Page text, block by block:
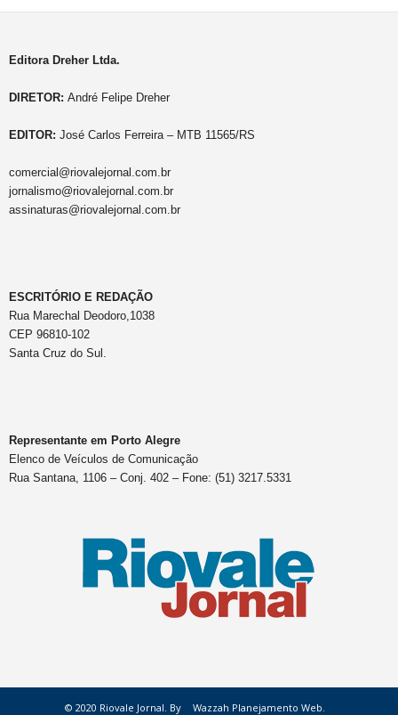
Editora Dreher Ltda.
DIRETOR: André Felipe Dreher
EDITOR: José Carlos Ferreira – MTB 11565/RS
comercial@riovalejornal.com.br
jornalismo@riovalejornal.com.br
assinaturas@riovalejornal.com.br
ESCRITÓRIO E REDAÇÃO
Rua Marechal Deodoro,1038
CEP 96810-102
Santa Cruz do Sul.
Representante em Porto Alegre
Elenco de Veículos de Comunicação
Rua Santana, 1106 – Conj. 402 – Fone: (51) 3217.5331
© 2020 Riovale Jornal. By Wazzah Planejamento Web.